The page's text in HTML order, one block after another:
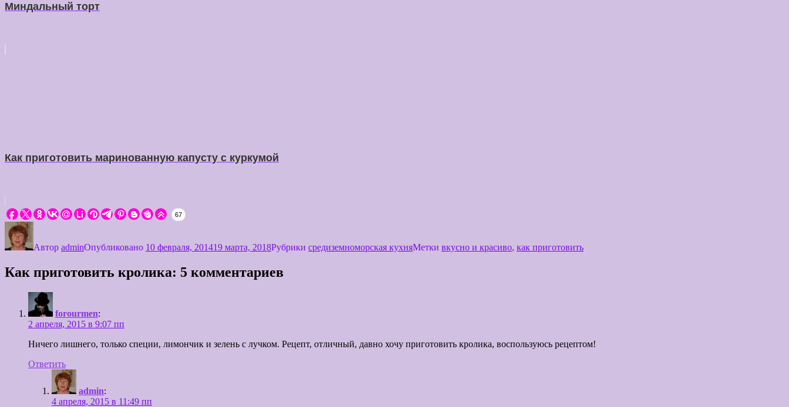
Миндальный торт
Как приготовить маринованную капусту с куркумой
67
Автор adminОпубликовано 10 февраля, 201419 марта, 2018Рубрики средиземноморская кухняМетки вкусно и красиво, как приготовить
Как приготовить кролика: 5 комментариев
forourmen:
2 апреля, 2015 в 9:07 пп
Ничего лишнего, только специи, лимончик и зелень с лучком. Рецепт, отличный, давно хочу приготовить кролика, воспользуюсь рецептом!
Ответить
admin:
4 апреля, 2015 в 11:49 пп